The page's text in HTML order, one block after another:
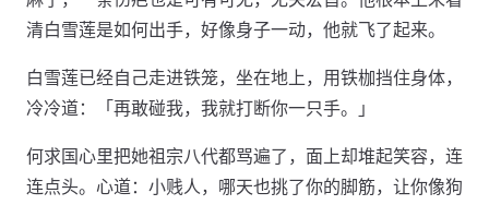
清白雪莲是如何出手，好像身子一动，他就飞了起来。
白雪莲已经自己走进铁笼，坐在地上，用铁枷挡住身体，
冷冷道：「再敢碰我，我就打断你一只手。」
何求国心里把她祖宗八代都骂遍了，面上却堆起笑容，连
连点头。心道：小贱人，哪天也挑了你的脚筋，让你像狗